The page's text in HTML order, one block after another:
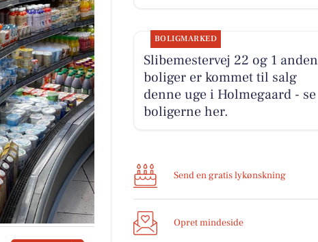
BOLIGMARKED
Slibemestervej 22 og 1 anden
boliger er kommet til salg
denne uge i Holmegaard - se
boligerne her.
Send en gratis lykønskning
Opret mindeside